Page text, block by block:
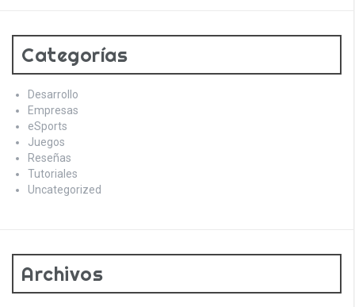
Categorías
Desarrollo
Empresas
eSports
Juegos
Reseñas
Tutoriales
Uncategorized
Archivos